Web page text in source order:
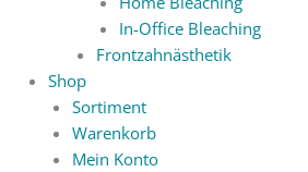
In-Office Bleaching
Frontzahnästhetik
Shop
Sortiment
Warenkorb
Mein Konto